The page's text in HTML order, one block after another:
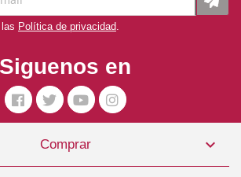
Nylon Regulable Marrón Talla L Hunter
Política de privacidad
Siguenos en
Comprar 